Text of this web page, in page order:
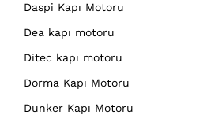
Daspi Kapı Motoru
Dea kapı motoru
Ditec kapı motoru
Dorma Kapı Motoru
Dunker Kapı Motoru